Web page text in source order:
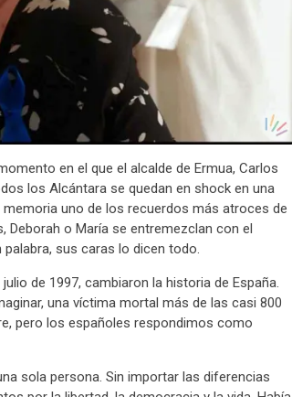
en el que el alcalde de Ermua, Carlos
los Alcántara se quedan en shock en una
uno de los recuerdos más atroces de
Deborah o María se entremezclan con el
sus caras lo dicen todo.
de 1997, cambiaron la historia de España.
una víctima mortal más de las casi 800
pero los españoles respondimos como
sola persona. Sin importar las diferencias